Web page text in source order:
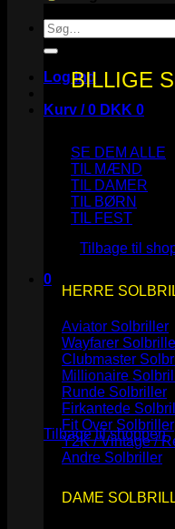
Søg
efter:
Log ind
Kurv /0 DKK 0
Ingen varer i
Tilbage til
0
Kurv
Ingen varer i kurven.
Tilbage til shoppen
BILLIGE
SE DEM ALLE
TIL MÆND
TIL DAMER
TIL BØRN
TIL FEST
HERRE
Aviator Solbriller
Wayfarer
Clubmaster
Millionaire
Runde Solbriller
Firkantede
Fit Over Solbriller
Y2K / Vintage /
Andre Solbriller
DAME